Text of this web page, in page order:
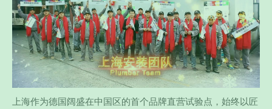
上海作为德国阔盛在中国区的首个品牌直营试验点，始终以匠